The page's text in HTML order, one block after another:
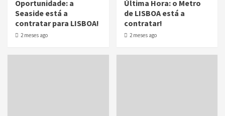
Oportunidade: a
Seaside está a
contratar para LISBOA!
2 meses ago
Última Hora: o Metro
de LISBOA está a
contratar!
2 meses ago